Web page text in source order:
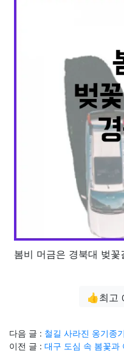
봄비 머금은 경북대 벚꽃
👍최고
다음 글 : 철길 사라진 옹기종
이전 글 : 대구 도심 속 봄꽃과